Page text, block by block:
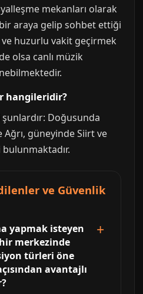
mekanları olarak
bir araya gelip sohbet ettiği
huzurlu vakit geçirmek
olsa canlı müzik
hangileridir?
Doğusunda
güneyinde Siirt ve
bulunmaktadır.
ve Güvenlik
yapmak isteyen
merkezinde
türleri öne
avantajlı